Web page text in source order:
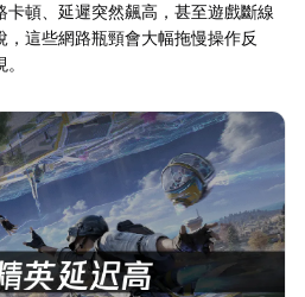
頓、延遲突然飆高，甚至遊戲斷線
這些網路瓶頸會大幅拖慢操作反